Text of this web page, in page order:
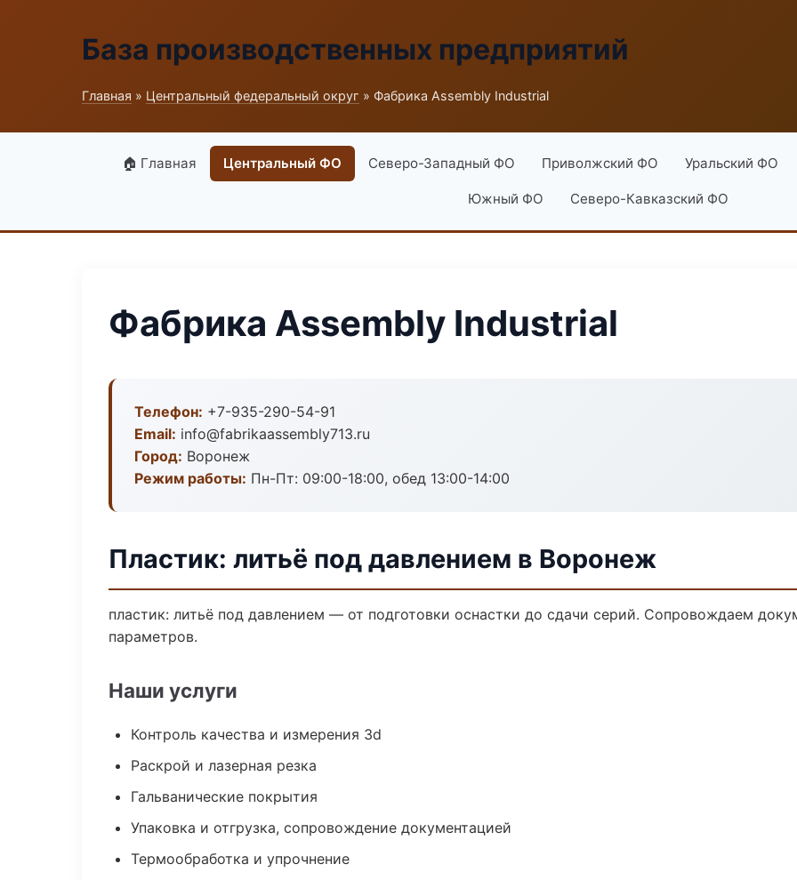
База производственных предприятий
Главная » Центральный федеральный округ » Фабрика Assembly Industrial
🏠 Главная Центральный ФО Северо-Западный ФО Приволжский ФО Уральский ФО
Южный ФО Северо-Кавказский ФО
Фабрика Assembly Industrial
Телефон: +7-935-290-54-91
Email: info@fabrikaassembly713.ru
Город: Воронеж
Режим работы: Пн-Пт: 09:00-18:00, обед 13:00-14:00
Пластик: литьё под давлением в Воронеж
пластик: литьё под давлением — от подготовки оснастки до сдачи серий. Сопровождаем
параметров.
Наши услуги
Контроль качества и измерения 3d
Раскрой и лазерная резка
Гальванические покрытия
Упаковка и отгрузка, сопровождение документацией
Термообработка и упрочнение